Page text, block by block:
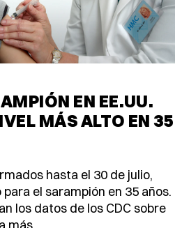
EN EE.UU.
MÁS ALTO EN 35
hasta el 30 de julio,
el sarampión en 35 años.
los datos de los CDC sobre